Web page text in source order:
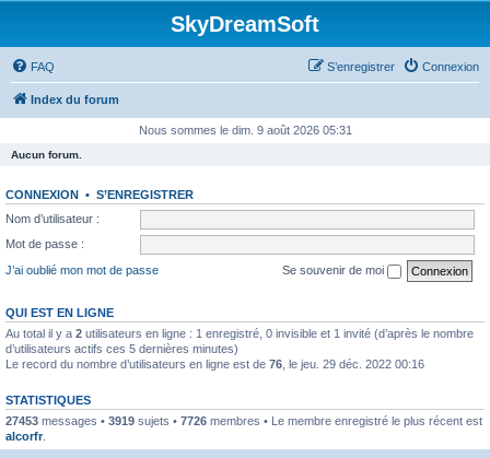
SkyDreamSoft
FAQ Connexion
S’enregistrer
Index du forum
Nous sommes le dim. 9 août 2026 05:31
Aucun forum.
CONNEXION • S’ENREGISTRER
Nom d’utilisateur :
Mot de passe :
J’ai oublié mon mot de passe
Se souvenir de moi
QUI EST EN LIGNE
Au total il y a 2 utilisateurs en ligne : 1 enregistré, 0 invisible et 1 invité (d’après le nombre
d’utilisateurs actifs ces 5 dernières minutes)
Le record du nombre d’utilisateurs en ligne est de 76 , le jeu. 29 déc. 2022 00:16
STATISTIQUES
27453 messages • 3919 sujets • 7726 membres • Le membre enregistré le plus récent est
alcorfr.